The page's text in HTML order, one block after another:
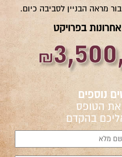
מראה הבניין לסביבה כיום.
אחרונות בפרויקט
נוספים
את הטופס
בהקדם